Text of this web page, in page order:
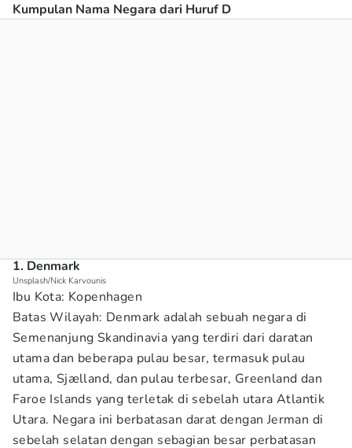
Kumpulan Nama Negara dari Huruf D
1. Denmark
Unsplash/Nick Karvounis
Ibu Kota: Kopenhagen
Batas Wilayah: Denmark adalah sebuah negara di
Semenanjung Skandinavia yang terdiri dari daratan
utama dan beberapa pulau besar, termasuk pulau
utama, Sjælland, dan pulau terbesar, Greenland dan
Faroe Islands yang terletak di sebelah utara Atlantik
Utara. Negara ini berbatasan darat dengan Jerman di
sebelah selatan dengan sebagian besar perbatasan